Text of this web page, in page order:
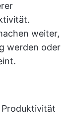
weiter,
werden oder